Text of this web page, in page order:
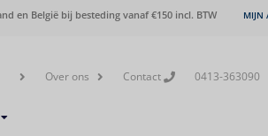
en België bij besteding vanaf €150 incl. BTW MIJN
Over ons Contact 0413-363090